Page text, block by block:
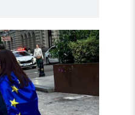
Read
article
"Norge
fremme
en
mellomstatlig
klage